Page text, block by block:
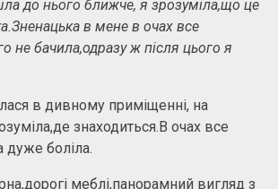
до нього ближче, я зрозуміла,що це
в мене в очах все
не бачила,одразу ж після цього я
в дивному приміщенні, на
знаходиться.В очах все
дуже боліла.
меблі,панорамний вигляд з